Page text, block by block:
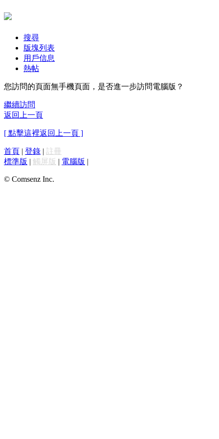
搜尋
版塊列表
用戶信息
熱帖
您訪問的頁面無手機頁面，是否進一步訪問電腦版？
繼續訪問
返回上一頁
[ 點擊這裡返回上一頁 ]
首頁 | 登錄 | 註冊
標準版 | 觸屏版 | 電腦版 |
© Comsenz Inc.